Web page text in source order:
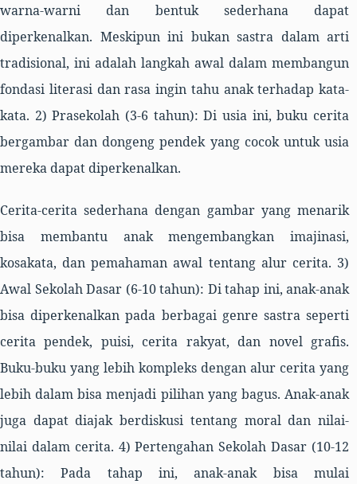
warna-warni dan bentuk sederhana dapat
diperkenalkan. Meskipun ini bukan sastra dalam arti
tradisional, ini adalah langkah awal dalam membangun
fondasi literasi dan rasa ingin tahu anak terhadap kata-
kata. 2) Prasekolah (3-6 tahun): Di usia ini, buku cerita
bergambar dan dongeng pendek yang cocok untuk usia
mereka dapat diperkenalkan.
Cerita-cerita sederhana dengan gambar yang menarik
bisa membantu anak mengembangkan imajinasi,
kosakata, dan pemahaman awal tentang alur cerita. 3)
Awal Sekolah Dasar (6-10 tahun): Di tahap ini, anak-anak
bisa diperkenalkan pada berbagai genre sastra seperti
cerita pendek, puisi, cerita rakyat, dan novel grafis.
Buku-buku yang lebih kompleks dengan alur cerita yang
lebih dalam bisa menjadi pilihan yang bagus. Anak-anak
juga dapat diajak berdiskusi tentang moral dan nilai-
nilai dalam cerita. 4) Pertengahan Sekolah Dasar (10-12
tahun): Pada tahap ini, anak-anak bisa mulai